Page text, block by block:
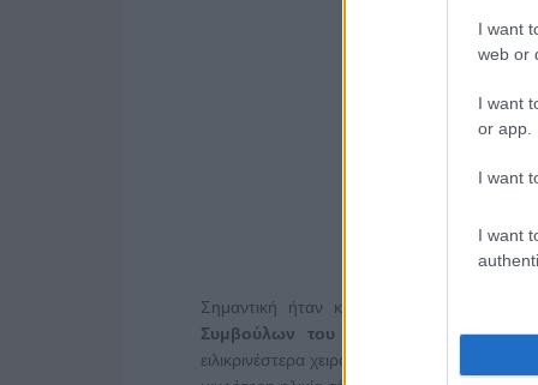
I want
web or
I want
or app.
I want
I want
Σημαντική ήταν και η συμβολή της
Συμβούλων του Συνήγορου του
ειλικρινέστερα χειροκροτήματα και